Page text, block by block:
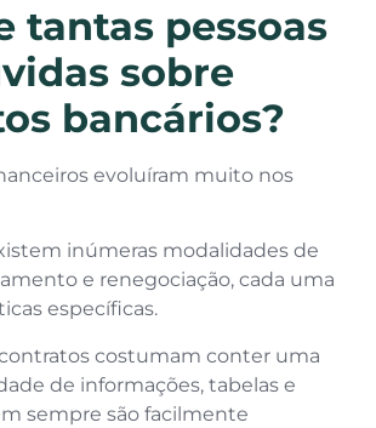
tantas pessoas
sobre
bancários?
evoluíram muito nos
inúmeras modalidades de
e renegociação, cada uma
específicas.
costumam conter uma
de informações, tabelas e
sempre são facilmente